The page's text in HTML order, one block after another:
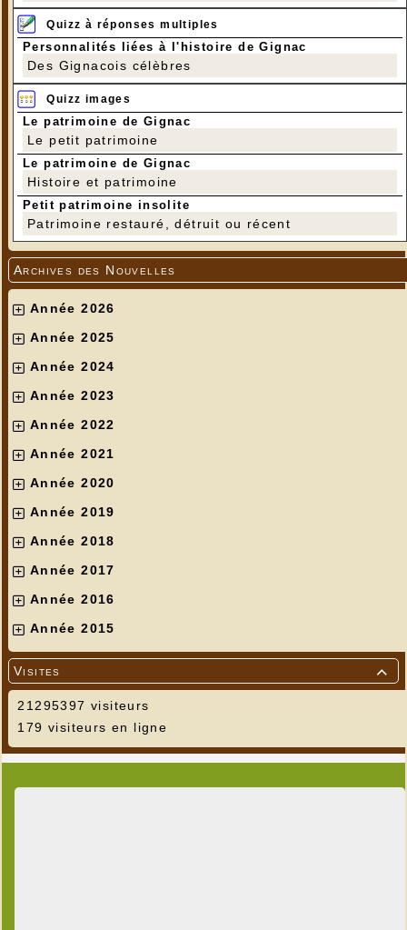
Quizz à réponses multiples
Personnalités liées à l'histoire de Gignac
Des Gignacois célèbres
Quizz images
Le patrimoine de Gignac
Le petit patrimoine
Le patrimoine de Gignac
Histoire et patrimoine
Petit patrimoine insolite
Patrimoine restauré, détruit ou récent
Archives des Nouvelles
Année 2026
Année 2025
Année 2024
Année 2023
Année 2022
Année 2021
Année 2020
Année 2019
Année 2018
Année 2017
Année 2016
Année 2015

Visites
21295397 visiteurs
179 visiteurs en ligne
---
Photos Cathy Pluvinage